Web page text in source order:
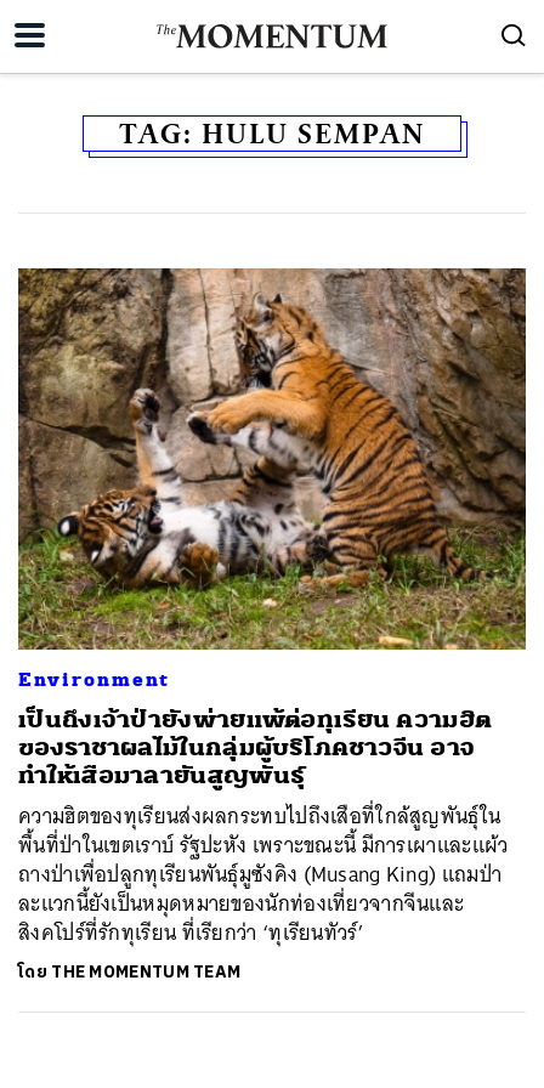
TAG: HULU SEMPAN
Environment
เป็นถึงเจ้าป่ายังพ่ายแพ้ต่อทุเรียน ความฮิต
ของราชาผลไม้ในกลุ่มผู้บริโภคชาวจีน อาจ
ทำให้เสือมาลายันสูญพันธุ์
ความฮิตของทุเรียนส่งผลกระทบไปถึงเสือที่ใกล้สูญพันธุ์ใน
พื้นที่ป่าในเขตเราบ์ รัฐปะหัง เพราะขณะนี้ มีการเผาและแผ้ว
ถางป่าเพื่อปลูกทุเรียนพันธุ์มูซังคิง (Musang King) แถมป่า
ละแวกนี้ยังเป็นหมุดหมายของนักท่องเที่ยวจากจีนและ
สิงคโปร์ที่รักทุเรียน ที่เรียกว่า ‘ทุเรียนทัวร์’
โดย THE MOMENTUM TEAM
ค้นหา
SHARE